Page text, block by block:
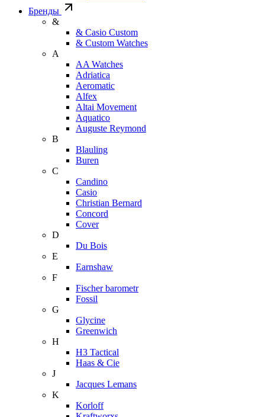
Бренды
&
& Casio Custom
& Custom Watches
A
AA Watches
Adriatica
Aeromatic
Alfex
Altai Movement
Aquatico
Auguste Reymond
B
Blauling
Buren
C
Candino
Casio
Christian Bernard
Concord
Cover
D
Du Bois
E
Earnshaw
F
Fischer barometr
Fossil
G
Glycine
Greenwich
H
H3 Tactical
Haas & Cie
J
Jacques Lemans
K
Korloff